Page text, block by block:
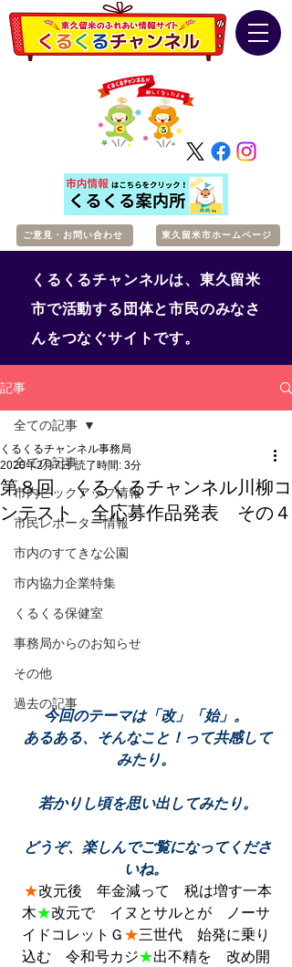
ご意見・お問い合わせ 東久留米市ホームページ
くるくるチャンネルは、東久留米
市で活動する団体と市民のみなさ
んをつなぐサイトです。
記事
全ての記事
市内ピックアップ情報
市民レポーター情報
市内のすてきな公園
市内協力企業特集
くるくる保健室
事務局からのお知らせ
その他
過去の記事
全ての記事
第８回 くるくるチャンネル川柳コ
ンテスト 全応募作品発表 その４
くるくるチャンネル事務局
2020年2月7日 読了時間: 3分
今回のテーマは「改」「始」。
みたり。
若かりし頃を思い出してみたり。
いね。
★改元後　年金減って　税は増す一本
木★改元で　イヌとサルとが　ノーサ
イドコレットＧ ★三世代　始発に乗り
込む　令和号カジ★出不精を　改め開